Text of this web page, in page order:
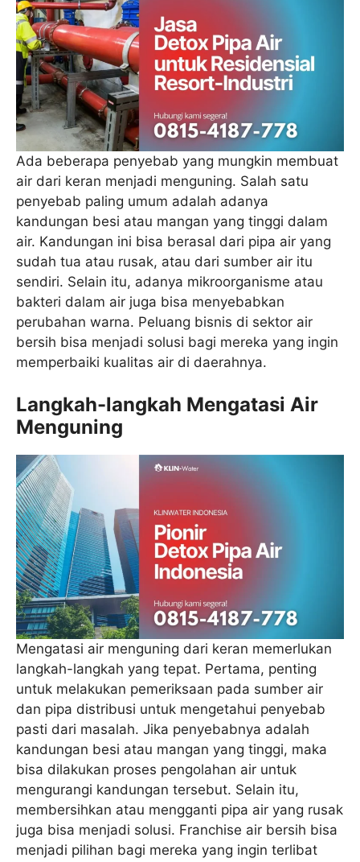
Ada beberapa penyebab yang mungkin membuat
air dari keran menjadi menguning. Salah satu
penyebab paling umum adalah adanya
kandungan besi atau mangan yang tinggi dalam
air. Kandungan ini bisa berasal dari pipa air yang
sudah tua atau rusak, atau dari sumber air itu
sendiri. Selain itu, adanya mikroorganisme atau
bakteri dalam air juga bisa menyebabkan
perubahan warna. Peluang bisnis di sektor air
bersih bisa menjadi solusi bagi mereka yang ingin
memperbaiki kualitas air di daerahnya.
Langkah-langkah Mengatasi Air
Menguning
Mengatasi air menguning dari keran memerlukan
langkah-langkah yang tepat. Pertama, penting
untuk melakukan pemeriksaan pada sumber air
dan pipa distribusi untuk mengetahui penyebab
pasti dari masalah. Jika penyebabnya adalah
kandungan besi atau mangan yang tinggi, maka
bisa dilakukan proses pengolahan air untuk
mengurangi kandungan tersebut. Selain itu,
membersihkan atau mengganti pipa air yang rusak
juga bisa menjadi solusi. Franchise air bersih bisa
menjadi pilihan bagi mereka yang ingin terlibat